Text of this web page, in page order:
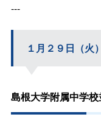
---
１月２９日（火）
島根大学附属中学